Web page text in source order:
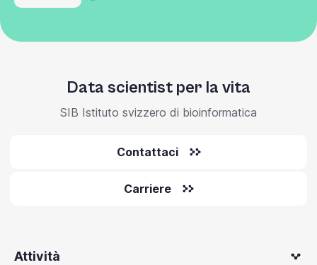
Data scientist per la vita
SIB Istituto svizzero di bioinformatica
Contattaci
Carriere
Attività